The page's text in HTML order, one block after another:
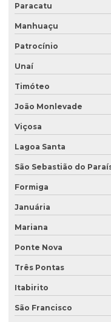
Empresa de retirada de
Empresa de retirada de
Empresa de sondagem
Empresa sondagem de
Empresas de consultoria
Empresas de consultoria
Empresas que fazem
Ensaio percolação do solo
Ensaio triaxial de solos
Escritório de consultoria
Estudo hidrogeológico
Estudo hidrológico
Estudo hidrológico para
Estudo hidrológico para
Paracatu
Manhuaçu
Patrocínio
Unaí
Timóteo
João Monlevade
Viçosa
Lagoa Santa
São Sebastião do
Formiga
Januária
Mariana
Ponte Nova
Três Pontas
Itabirito
São Francisco